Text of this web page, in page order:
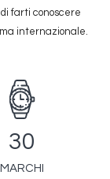
farti conoscere
internazionale.
30
MARCHI